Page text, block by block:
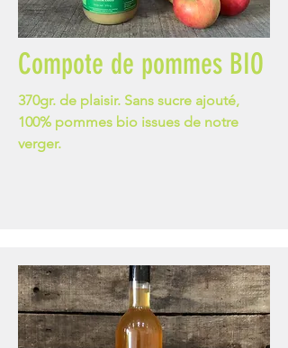
Compote de pommes BIO
370gr. de plaisir. Sans sucre ajouté,
100% pommes bio issues de notre
verger.